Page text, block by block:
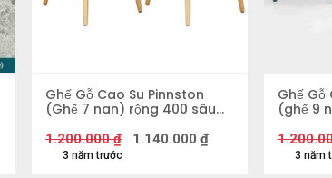
Ghế Gỗ Cao Su Pinnston
(Ghế 7 nan) rộng 400 sâu
440 cao 830 mm
3 năm trước
1.200.000₫ 1.140.000 ₫
Ghế Gỗ
(ghế 9
440
3 năm